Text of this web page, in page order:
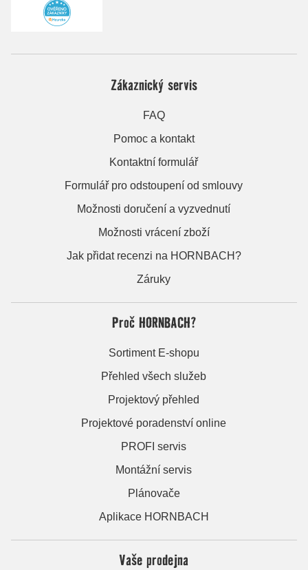
Zákaznický servis
FAQ
Pomoc a kontakt
Kontaktní formulář
Formulář pro odstoupení od smlouvy
Možnosti doručení a vyzvednutí
Možnosti vrácení zboží
Jak přidat recenzi na HORNBACH?
Záruky
Proč HORNBACH?
Sortiment E-shopu
Přehled všech služeb
Projektový přehled
Projektové poradenství online
PROFI servis
Montážní servis
Plánovače
Aplikace HORNBACH
Vaše prodejna